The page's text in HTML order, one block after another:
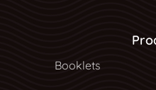
Booklets